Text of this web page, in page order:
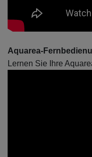
Aquarea-
Lernen Sie Ihre